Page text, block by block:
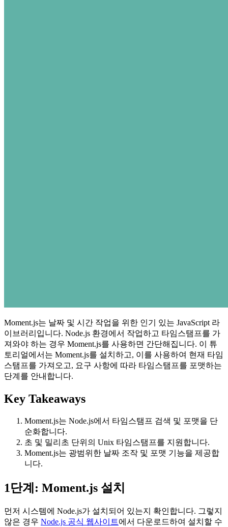
Moment.js는 날짜 및 시간 작업을 위한 인기 있는 JavaScript 라
이브러리입니다. Node.js 환경에서 작업하고 타임스탬프를 가
져와야 하는 경우 Moment.js를 사용하면 간단해집니다. 이 튜
토리얼에서는 Moment.js를 설치하고, 이를 사용하여 현재 타임
스탬프를 가져오고, 요구 사항에 따라 타임스탬프를 포맷하는
단계를 안내합니다.
Key Takeaways
Moment.js는 Node.js에서 타임스탬프 검색 및 포맷을 단
순화합니다.
초 및 밀리초 단위의 Unix 타임스탬프를 지원합니다.
Moment.js는 광범위한 날짜 조작 및 포맷 기능을 제공합
니다.
1단계: Moment.js 설치
먼저 시스템에 Node.js가 설치되어 있는지 확인합니다. 그렇지
않은 경우 Node.js 공식 웹사이트에서 다운로드하여 설치할 수